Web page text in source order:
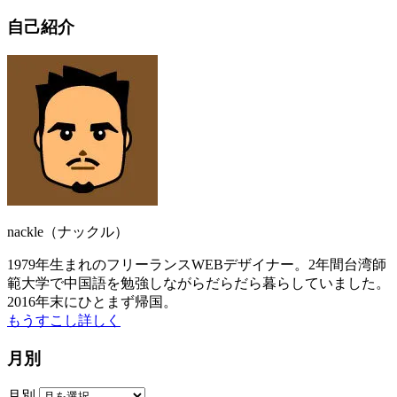
自己紹介
nackle（ナックル）
1979年生まれのフリーランスWEBデザイナー。2年間台湾師
範大学で中国語を勉強しながらだらだら暮らしていました。
2016年末にひとまず帰国。
もうすこし詳しく
月別